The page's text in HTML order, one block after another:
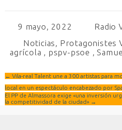
9 mayo, 2022
Radio
Noticias, Protagonistes
agrícola , pspv-psoe ,
← Vila-real Talent une a 300 artistas para
local en un espectáculo encabezado por
El PP de Almassora exige «una inversión
la competitividad de la ciudad» →